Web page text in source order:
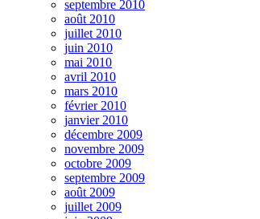
septembre 2010
août 2010
juillet 2010
juin 2010
mai 2010
avril 2010
mars 2010
février 2010
janvier 2010
décembre 2009
novembre 2009
octobre 2009
septembre 2009
août 2009
juillet 2009